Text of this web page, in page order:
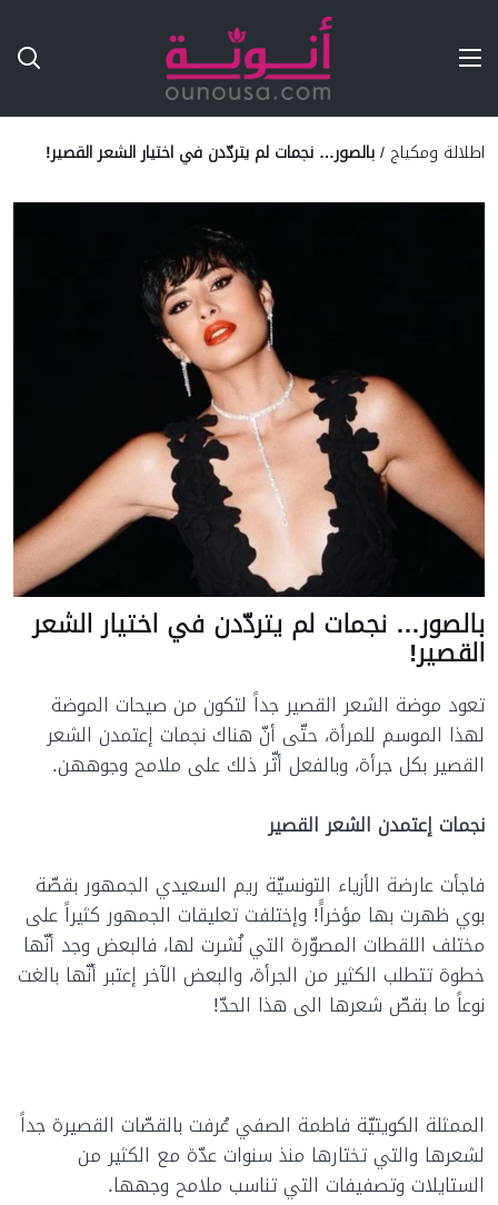
To
Content
اطلالة ومكياج /بالصور… نجمات لم يتردّدن في اختيار الشعر القصير!
بالصور… نجمات لم يتردّدن في اختيار الشعر
القصير!
تعود موضة الشعر القصير جداً لتكون من صيحات الموضة
لهذا الموسم للمرأة، حتّى أنّ هناك نجمات إعتمدن الشعر
القصير بكل جرأة، وبالفعل أثّر ذلك على ملامح وجوههن.
نجمات إعتمدن الشعر القصير
فاجأت عارضة الأزياء التونسيّة ريم السعيدي الجمهور بقصّة
بوي ظهرت بها مؤخراًَ! وإختلفت تعليقات الجمهور كثيراً على
مختلف اللقطات المصوّرة التي نُشرت لها، فالبعض وجد أنّها
خطوة تتطلب الكثير من الجرأة، والبعض الآخر إعتبر أنّها بالغت
نوعاً ما بقصّ شعرها الى هذا الحدّ!
الممثلة الكويتيّة فاطمة الصفي عُرفت بالقصّات القصيرة جداً
لشعرها والتي تختارها منذ سنوات عدّة مع الكثير من
الستايلات وتصفيفات التي تناسب ملامح وجهها.